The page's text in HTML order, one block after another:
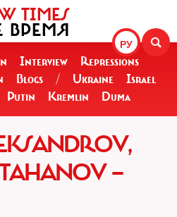
РУ
TIMES
ВРЕМЯ
Interview
Repressions
Blogs / Ukraine
Israel
Putin Kremlin Duma
—